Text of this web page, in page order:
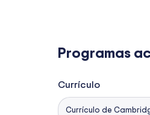
Programas
Currículo
Currículo de